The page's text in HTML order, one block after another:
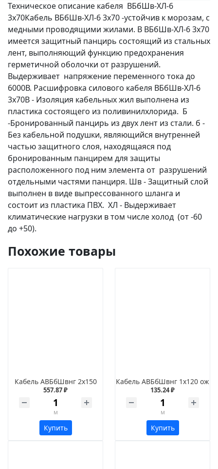
Техническое описание кабеля ВБбШв-ХЛ-6
3х70Кабель ВБбШв-ХЛ-6 3х70 -устойчив к морозам, с
медными проводящими жилами. В ВБбШв-ХЛ-6 3х70
имеется защитный панцирь состоящий из стальных
лент, выполняющий функцию предохранения
герметичной оболочки от разрушений.
Выдерживает напряжение переменного тока до
6000В. Расшифровка силового кабеля ВБбШв-ХЛ-6
3х70В - Изоляция кабельных жил выполнена из
пластика состоящего из поливинилхлорида. Б
-Бронированный панцирь из двух лент из стали. б -
Без кабельной подушки, являющийся внутренней
частью защитного слоя, находящаяся под
бронированным панцирем для защиты
расположенного под ним элемента от разрушений
отдельными частями панциря. Шв - Защитный слой
выполнен в виде выпрессованного шланга и
состоит из пластика ПВХ. ХЛ - Выдерживает
климатические нагрузки в том числе холод (от -60
до +50).
Похожие товары
Кабель АВБбШвнг 2х150
557.87 ₽
м
Купить
Кабель АВБбШвнг 1х120 ож
135.24 ₽
м
Купить